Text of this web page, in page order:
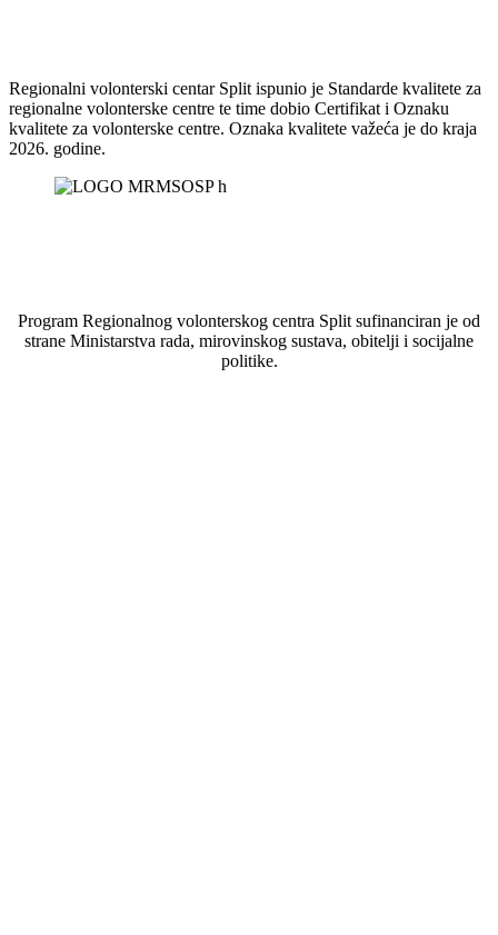
Regionalni volonterski centar Split ispunio je Standarde kvalitete za
regionalne volonterske centre te time dobio Certifikat i Oznaku
kvalitete za volonterske centre. Oznaka kvalitete važeća je do kraja
2026. godine.
Program Regionalnog volonterskog centra Split sufinanciran je od
strane Ministarstva rada, mirovinskog sustava, obitelji i socijalne
politike.